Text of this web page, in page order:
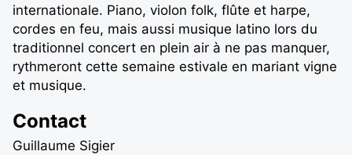
internationale. Piano, violon folk, flûte et harpe,
cordes en feu, mais aussi musique latino lors du
traditionnel concert en plein air à ne pas manquer,
rythmeront cette semaine estivale en mariant vigne
et musique.
Contact
Guillaume Sigier